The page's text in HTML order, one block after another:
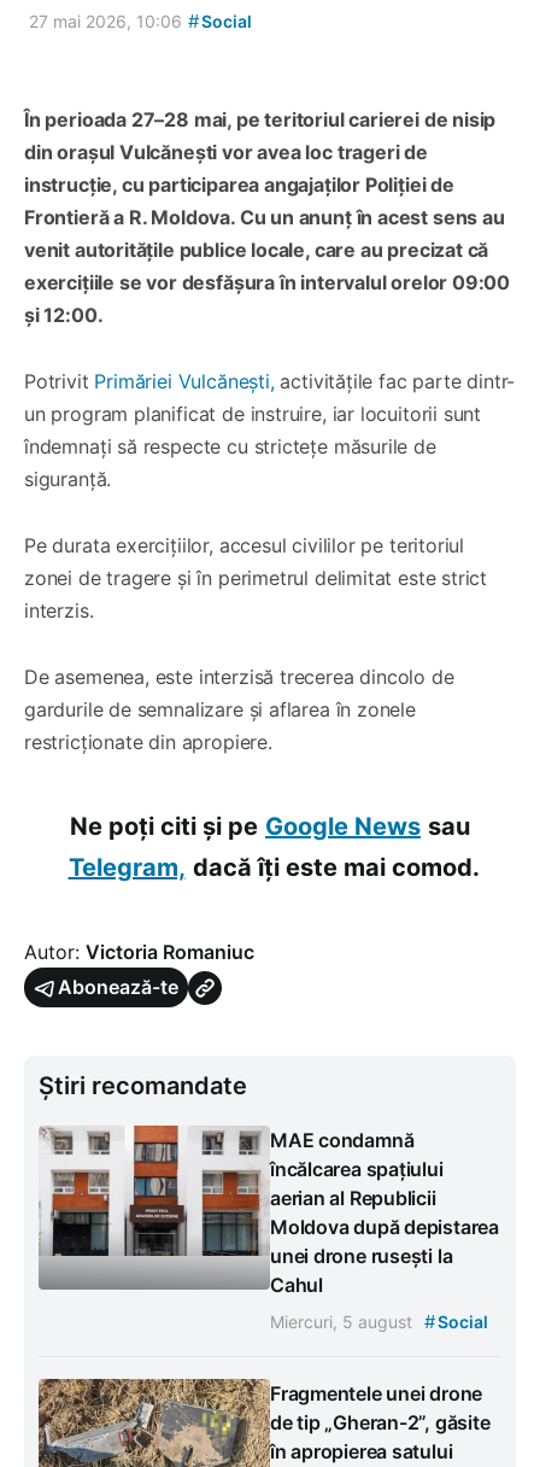
27 mai 2026, 10:06 #Social
În perioada 27–28 mai, pe teritoriul carierei de nisip
din orașul Vulcănești vor avea loc trageri de
instrucție, cu participarea angajaților Poliției de
Frontieră a R. Moldova. Cu un anunț în acest sens au
venit autoritățile publice locale, care au precizat că
exercițiile se vor desfășura în intervalul orelor 09:00
și 12:00.
Potrivit Primăriei Vulcănești,activitățile fac parte dintr-
un program planificat de instruire, iar locuitorii sunt
îndemnați să respecte cu strictețe măsurile de
siguranță.
Pe durata exercițiilor, accesul civililor pe teritoriul
zonei de tragere și în perimetrul delimitat este strict
interzis.
De asemenea, este interzisă trecerea dincolo de
gardurile de semnalizare și aflarea în zonele
restricționate din apropiere.
Ne poți citi și pe Google News sau
Telegram, dacă îți este mai comod.
Autor: Victoria Romaniuc
Abonează-te
Știri recomandate
MAE condamnă
încălcarea spațiului
aerian al Republicii
Moldova după depistarea
unei drone rusești la
Cahul
Miercuri, 5 august #Social
Fragmentele unei drone
de tip „Gheran-2”, găsite
în apropierea satului